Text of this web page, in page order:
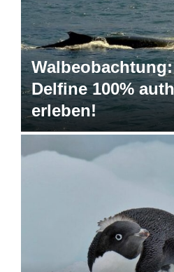
Delfine 100%
erleben!